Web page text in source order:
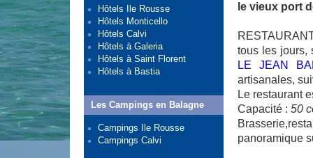
le vieux port
tous les jours,
LE JEAN
artisanales,
Le restaurant
Capacité : 50
panoramique
Hôtels Ile Rousse
Hôtels Monticello
Hôtels Calvi
Hôtels à Galeria
Hôtels à Saint Florent
Hôtels à Bastia
Les Campings en Balagne
Campings Ile Rousse
Campings Calvi